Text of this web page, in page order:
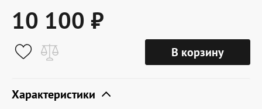
О компании
Условия доставки
10 100 ₽
В корзину
Характеристики